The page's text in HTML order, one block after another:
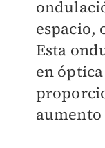
espacio,
Esta
en